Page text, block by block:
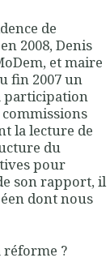
de
2008, Denis
et maire
fin 2007 un
participation
la lecture de
du
pour
son rapport, il
dont nous
réforme ?